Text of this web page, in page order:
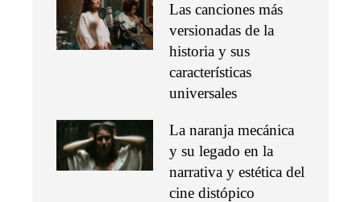
Las canciones más
versionadas de la
historia y sus
características
universales
La naranja mecánica
y su legado en la
narrativa y estética del
cine distópico